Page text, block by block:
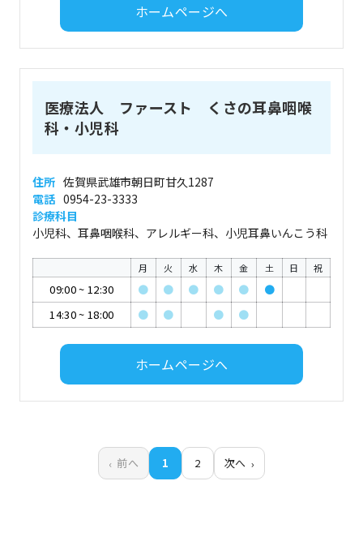
ホームページへ
医療法人 ファースト くさの耳鼻咽喉
科・小児科
住所 佐賀県武雄市朝日町甘久1287
電話 0954-23-3333
診療科目
小児科、耳鼻咽喉科、アレルギー科、小児耳鼻いんこう科
月 火 水 木 金 土 日 祝
09:00~ 12:30 ● ● ● ● ●
●
14:30~ 18:00 ● ● ● ●
ホームページへ
前へ 1 2 次へ